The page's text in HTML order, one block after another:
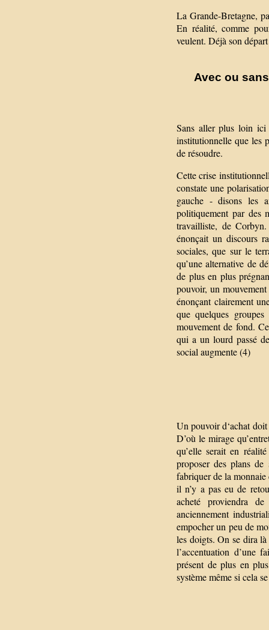
La Grande-Bretagne,
En réalité, comme
veulent. Déjà son
Avec ou
Sans aller plus loin ici
institutionnelle que les
de résoudre.
Cette crise
constate une
gauche - disons les
politiquement par des
travailliste, de
énonçait un discours
sociales, que sur le
qu’une alternative de
de plus en plus
pouvoir, un
énonçant clairement
que quelques
mouvement de fond.
qui a un lourd passé
social augmente (4)
Un pouvoir d‘achat
D’où le mirage
qu’elle serait en
proposer des plans
fabriquer de la monnaie
il n’y a pas eu de
acheté proviendra
anciennement
empocher un peu de
les doigts. On se dira
l’accentuation d’une
présent de plus en
système même si cela